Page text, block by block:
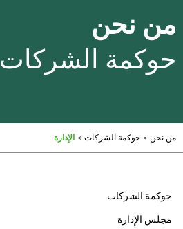
من نحن
حوكمة الشركات
من نحن > حوكمة الشركات > الإدارة
حوكمة الشركات
مجلس الإدارة